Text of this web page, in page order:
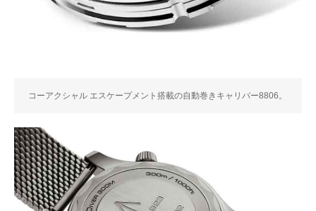
コーアクシャル エスケープメント搭載の自動巻きキャリバー8806。